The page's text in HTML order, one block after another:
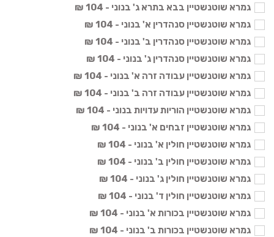
גמרא שוטנשטיין בבא בתרא ג' בנוני - 104 ₪
גמרא שוטנשטיין סנהדרין א' בנוני - 104 ₪
גמרא שוטנשטיין סנהדרין ב' בנוני - 104 ₪
גמרא שוטנשטיין סנהדרין ג' בנוני - 104 ₪
גמרא שוטנשטיין עבודה זרה א' בנוני - 104 ₪
גמרא שוטנשטיין עבודה זרה ב' בנוני - 104 ₪
גמרא שוטנשטיין הוריות עדויות בנוני - 104 ₪
גמרא שוטנשטיין זבחים א' בנוני - 104 ₪
גמרא שוטנשטיין חולין א' בנוני - 104 ₪
גמרא שוטנשטיין חולין ב' בנוני - 104 ₪
גמרא שוטנשטיין חולין ג' בנוני - 104 ₪
גמרא שוטנשטיין חולין ד' בנוני - 104 ₪
גמרא שוטנשטיין בכורות א' בנוני - 104 ₪
גמרא שוטנשטיין בכורות ב' בנוני - 104 ₪